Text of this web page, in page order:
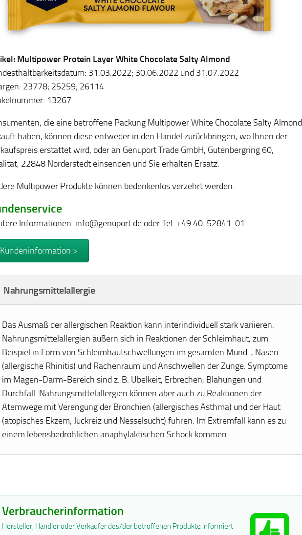
Multipower Protein Layer White Chocolate Salty Almond
31.03.2022; 30.06.2022 und 31.07.2022
23778; 25259; 26114
13267
die eine betroffene Packung Multipower White Chocolate Salty Almond
haben, können diese entweder in den Handel zurückbringen, wo Ihnen der
erstattet wird, oder an Genuport Trade GmbH, Gutenbergring 60,
22848 Norderstedt einsenden und Sie erhalten Ersatz.
Multipower Produkte können bedenkenlos verzehrt werden.
Informationen: info@genuport.de oder Tel: +49 40-52841-01
Kundeninformation >
Nahrungsmittelallergie
Das Ausmaß der allergischen Reaktion kann interindividuell stark variieren.
Nahrungsmittelallergien äußern sich in Reaktionen der Schleimhaut, zum
Beispiel in Form von Schleimhautschwellungen im gesamten Mund-, Nasen-
(allergische Rhinitis) und Rachenraum und Anschwellen der Zunge. Symptome
im Magen-Darm-Bereich sind z. B. Übelkeit, Erbrechen, Blähungen und
Durchfall. Nahrungsmittelallergien können aber auch zu Reaktionen der
Atemwege mit Verengung der Bronchien (allergisches Asthma) und der Haut
(atopisches Ekzem, Juckreiz und Nesselsucht) führen. Im Extremfall kann es zu
einem lebensbedrohlichen anaphylaktischen Schock kommen
Verbraucherinformation
Hersteller, Händler oder Verkäufer des/der betroffenen Produkte informiert